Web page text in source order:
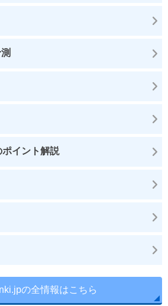
イント解説
の全情報はこちら